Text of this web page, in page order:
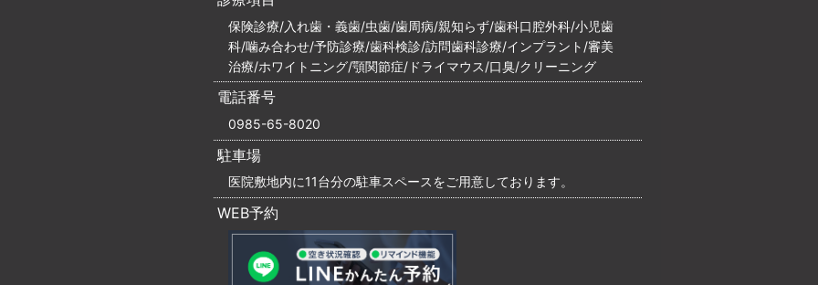
保険診療/入れ歯・義歯/虫歯/歯周病/親知らず/歯科口腔外科/小児歯
科/噛み合わせ/予防診療/歯科検診/訪問歯科診療/インプラント/審美
治療/ホワイトニング/顎関節症/ドライマウス/口臭/クリーニング
電話番号
0985-65-8020
駐車場
医院敷地内に11台分の駐車スペースをご用意しております。
WEB予約